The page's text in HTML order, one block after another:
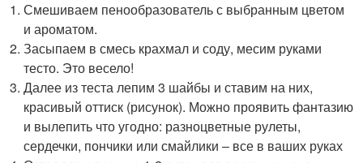
Смешиваем пенообразователь с выбранным цветом
и ароматом.
Засыпаем в смесь крахмал и соду, месим руками
тесто. Это весело!
Далее из теста лепим 3 шайбы и ставим на них,
красивый оттиск (рисунок). Можно проявить фантазию
и вылепить что угодно: разноцветные рулеты,
сердечки, пончики или смайлики – все в ваших руках